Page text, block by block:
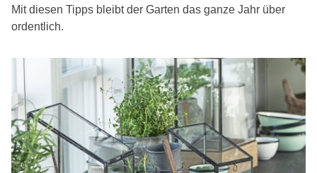
Mit diesen Tipps bleibt der Garten das ganze Jahr über
ordentlich.